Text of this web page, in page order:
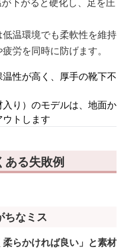
温環境でも柔軟性を維持
労を同時に防げます。
性が高く、厚手の靴下不
り）のモデルは、地面か
トします
ある失敗例
ちなミス
らかければ良い」と素材